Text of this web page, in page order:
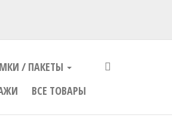
/ ПАКЕТЫ
ВСЕ ТОВАРЫ